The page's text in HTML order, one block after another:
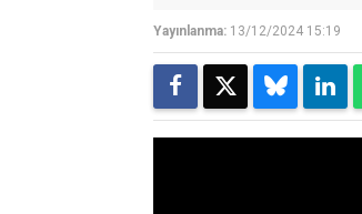
Yayınlanma: 13/12/2024 15:19